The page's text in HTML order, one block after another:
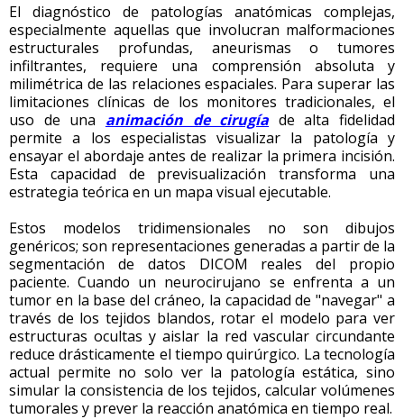
El diagnóstico de patologías anatómicas complejas,
especialmente aquellas que involucran malformaciones
estructurales profundas, aneurismas o tumores
infiltrantes, requiere una comprensión absoluta y
milimétrica de las relaciones espaciales. Para superar las
limitaciones clínicas de los monitores tradicionales, el
uso de una animación de cirugía de alta fidelidad
permite a los especialistas visualizar la patología y
ensayar el abordaje antes de realizar la primera incisión.
Esta capacidad de previsualización transforma una
estrategia teórica en un mapa visual ejecutable.
Estos modelos tridimensionales no son dibujos
genéricos; son representaciones generadas a partir de la
segmentación de datos DICOM reales del propio
paciente. Cuando un neurocirujano se enfrenta a un
tumor en la base del cráneo, la capacidad de "navegar" a
través de los tejidos blandos, rotar el modelo para ver
estructuras ocultas y aislar la red vascular circundante
reduce drásticamente el tiempo quirúrgico. La tecnología
actual permite no solo ver la patología estática, sino
simular la consistencia de los tejidos, calcular volúmenes
tumorales y prever la reacción anatómica en tiempo real.